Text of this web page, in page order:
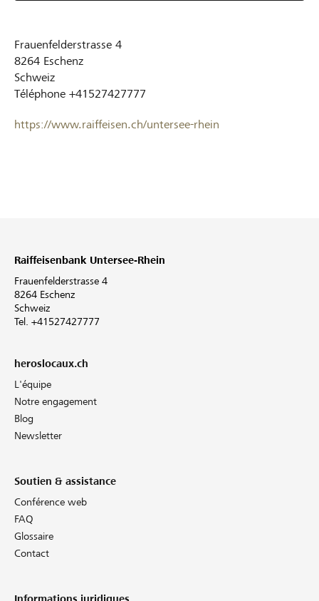
Frauenfelderstrasse 4
8264 Eschenz
Schweiz
Téléphone +41527427777
https://www.raiffeisen.ch/untersee-rhein
Raiffeisenbank Untersee-Rhein
Frauenfelderstrasse 4
8264 Eschenz
Schweiz
Tel. +41527427777
heroslocaux.ch
L'équipe
Notre engagement
Blog
Newsletter
Soutien & assistance
Conférence web
FAQ
Glossaire
Contact
Informations juridiques